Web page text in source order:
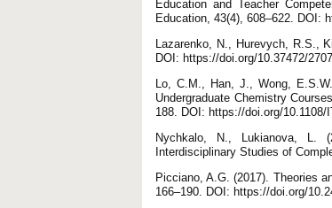
Education and Teacher
Education, 43(4), 608–622. DOI:
Lazarenko, N., Hurevych, R.S.,
DOI: https://doi.org/10.37472/
Lo, C.M., Han, J., Wong,
Undergraduate Chemistry
188. DOI: https://doi.org/10.1108/
Nychkalo, N., Lukianova, L.
Interdisciplinary Studies of
Picciano, A.G. (2017). Theories
166–190. DOI: https://doi.org/